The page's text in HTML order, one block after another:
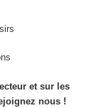
et sur les
nous !